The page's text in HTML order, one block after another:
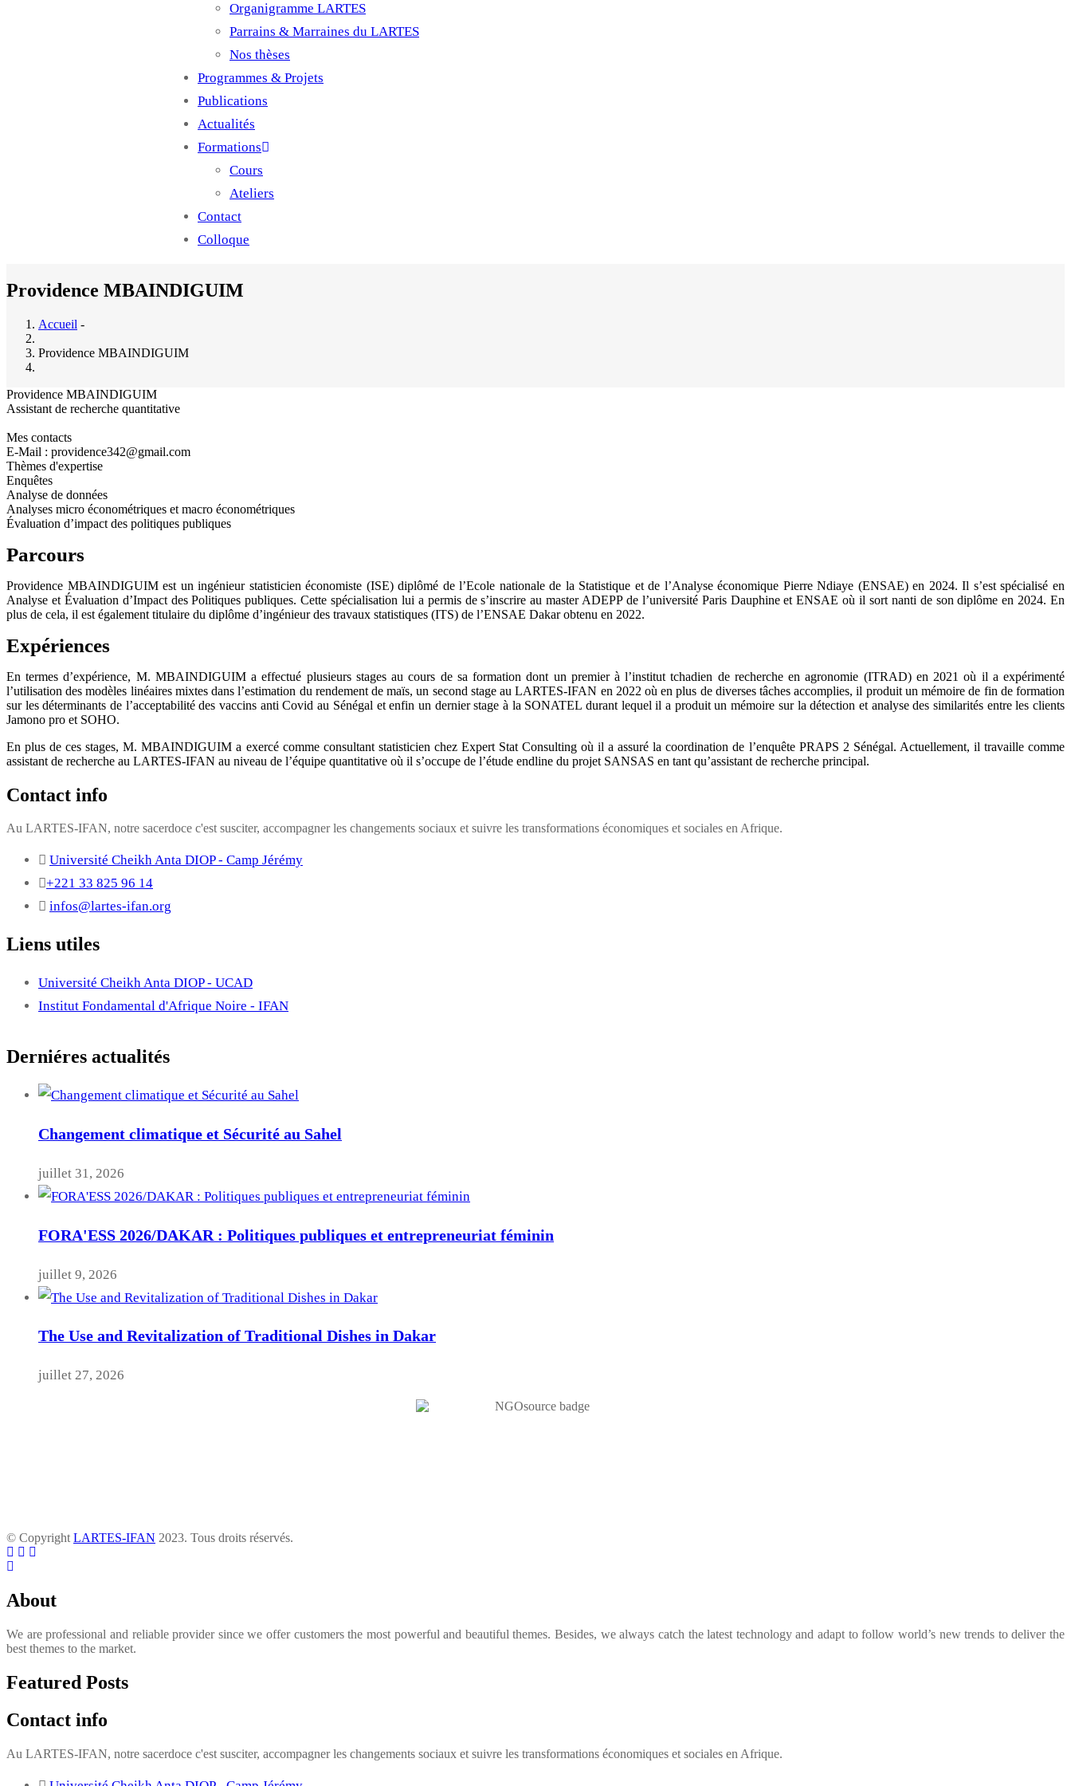
Organigramme LARTES
Parrains & Marraines du LARTES
Nos thèses
Programmes & Projets
Publications
Actualités
Formations
Cours
Ateliers
Contact
Colloque
Providence MBAINDIGUIM
Accueil -
Providence MBAINDIGUIM
Providence MBAINDIGUIM
Assistant de recherche quantitative
Mes contacts
E-Mail : providence342@gmail.com
Thèmes d'expertise
Enquêtes
Analyse de données
Analyses micro économétriques et macro économétriques
Évaluation d’impact des politiques publiques
Parcours
Providence MBAINDIGUIM est un ingénieur statisticien économiste (ISE) diplômé de l’Ecole nationale de la Statistique et de l’Analyse économique Pierre Ndiaye (ENSAE) en 2024. Il s’est spécialisé en
Analyse et Évaluation d’Impact des Politiques publiques. Cette spécialisation lui a permis de s’inscrire au master ADEPP de l’université Paris Dauphine et ENSAE où il sort nanti de son diplôme en 2024. En
plus de cela, il est également titulaire du diplôme d’ingénieur des travaux statistiques (ITS) de l’ENSAE Dakar obtenu en 2022.
Expériences
En termes d’expérience, M. MBAINDIGUIM a effectué plusieurs stages au cours de sa formation dont un premier à l’institut tchadien de recherche en agronomie (ITRAD) en 2021 où il a expérimenté
l’utilisation des modèles linéaires mixtes dans l’estimation du rendement de maïs, un second stage au LARTES-IFAN en 2022 où en plus de diverses tâches accomplies, il produit un mémoire de fin de formation
sur les déterminants de l’acceptabilité des vaccins anti Covid au Sénégal et enfin un dernier stage à la SONATEL durant lequel il a produit un mémoire sur la détection et analyse des similarités entre les clients
Jamono pro et SOHO.
En plus de ces stages, M. MBAINDIGUIM a exercé comme consultant statisticien chez Expert Stat Consulting où il a assuré la coordination de l’enquête PRAPS 2 Sénégal. Actuellement, il travaille comme
assistant de recherche au LARTES-IFAN au niveau de l’équipe quantitative où il s’occupe de l’étude endline du projet SANSAS en tant qu’assistant de recherche principal.
Contact info
Au LARTES-IFAN, notre sacerdoce c'est susciter, accompagner les changements sociaux et suivre les transformations économiques et sociales en Afrique.
Université Cheikh Anta DIOP - Camp Jérémy
+221 33 825 96 14
infos@lartes-ifan.org
Liens utiles
Université Cheikh Anta DIOP - UCAD
Institut Fondamental d'Afrique Noire - IFAN
Derniéres actualités
Changement climatique et Sécurité au Sahel
juillet 31, 2026
FORA'ESS 2026/DAKAR : Politiques publiques et entrepreneuriat féminin
juillet 9, 2026
The Use and Revitalization of Traditional Dishes in Dakar
juillet 27, 2026
© Copyright LARTES-IFAN 2023. Tous droits réservés.
About
We are professional and reliable provider since we offer customers the most powerful and beautiful themes. Besides, we always catch the latest technology and adapt to follow world’s new trends to deliver the
best themes to the market.
Featured Posts
Contact info
Au LARTES-IFAN, notre sacerdoce c'est susciter, accompagner les changements sociaux et suivre les transformations économiques et sociales en Afrique.